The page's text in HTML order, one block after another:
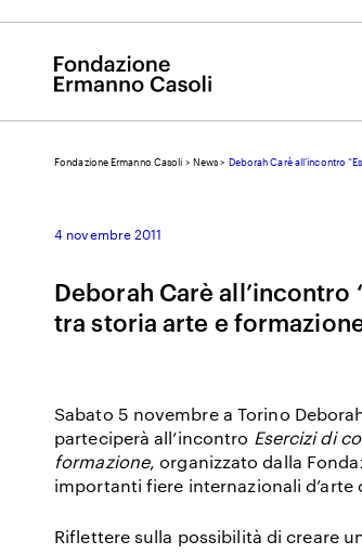
Fondazione Ermanno Casoli > News> Deborah Carè all’incontro
4 novembre 2011
Deborah Carè
tra storia arte e
Sabato 5 novembre a Torino
parteciperà all’incontro Esercizi di
formazione, organizzato dalla
importanti fiere internazionali d’arte
Riflettere sulla possibilità di creare